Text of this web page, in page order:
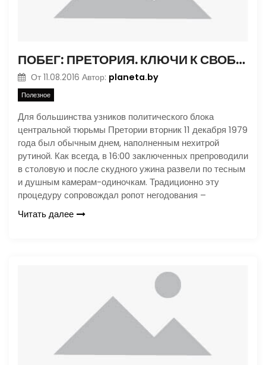
ПОБЕГ: ПРЕТОРИЯ. КЛЮЧИ К СВОБОДЕ
От 11.08.2016 Автор: planeta.by
Полезное
Для большинства узников политического блока
центральной тюрьмы Претории вторник 11 декабря 1979
года был обычным днем, наполненным нехитрой
рутиной. Как всегда, в 16:00 заключенных препроводили
в столовую и после скудного ужина развели по тесным
и душным камерам-одиночкам. Традиционно эту
процедуру сопровождал ропот негодования –
Читать далее